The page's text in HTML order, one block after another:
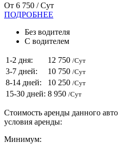
От 6 750 / Сут
ПОДРОБНЕЕ
Без водителя
С водителем
1-2 дня: 12 750 /Сут
3-7 дней: 10 750 /Сут
8-14 дней: 10 250 /Сут
15-30 дней: 8 950 /Сут
Стоимость аренды данного
условия аренды:
Минимум: